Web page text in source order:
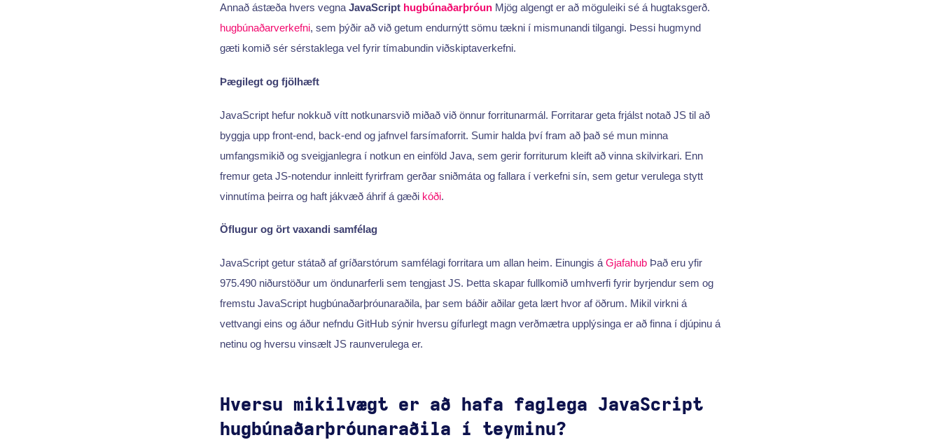
Annað ástæða hvers vegnaJavaScript hugbúnaðarþróunMjög algengt er að möguleiki sé á hugtaksgerð.
hugbúnaðarverkefni, sem þýðir að við getum endurnýtt sömu tækni í mismunandi tilgangi. Þessi hugmynd
gæti komið sér sérstaklega vel fyrir tímabundin viðskiptaverkefni.
Þægilegt og fjölhæft
JavaScript hefur nokkuð vítt notkunarsvið miðað við önnur forritunarmál. Forritarar geta frjálst notað JS til að
byggja upp front-end, back-end og jafnvel farsímaforrit. Sumir halda því fram að það sé mun minna
umfangsmikið og sveigjanlegra í notkun en einföld Java, sem gerir forriturum kleift að vinna skilvirkari. Enn
fremur geta JS-notendur innleitt fyrirfram gerðar sniðmáta og fallara í verkefni sín, sem getur verulega stytt
vinnutíma þeirra og haft jákvæð áhrif á gæði kóði.
Öflugur og ört vaxandi samfélag
JavaScript getur státað af gríðarstórum samfélagi forritara um allan heim. Einungis á GjafahubÞað eru yfir
975.490 niðurstöður um öndunarferli sem tengjast JS. Þetta skapar fullkomið umhverfi fyrir byrjendur sem og
fremstu JavaScript hugbúnaðarþróunaraðila, þar sem báðir aðilar geta lært hvor af öðrum. Mikil virkni á
vettvangi eins og áður nefndu GitHub sýnir hversu gífurlegt magn verðmætra upplýsinga er að finna í djúpinu á
netinu og hversu vinsælt JS raunverulega er.
Hversu mikilvægt er að hafa faglega JavaScript
hugbúnaðarþróunaraðila í teyminu?